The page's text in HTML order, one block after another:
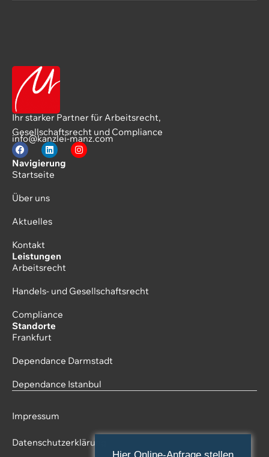
Ihr starker Partner für Arbeitsrecht,
Gesellschaftsrecht und Compliance
info@kanzlei-manz.com
Navigierung
Startseite
Über uns
Aktuelles
Kontakt
Leistungen
Arbeitsrecht
Handels- und Gesellschaftsrecht
Compliance
Standorte
Frankfurt
Dependance Darmstadt
Dependance Istanbul
Impressum
Datenschutzerklärung